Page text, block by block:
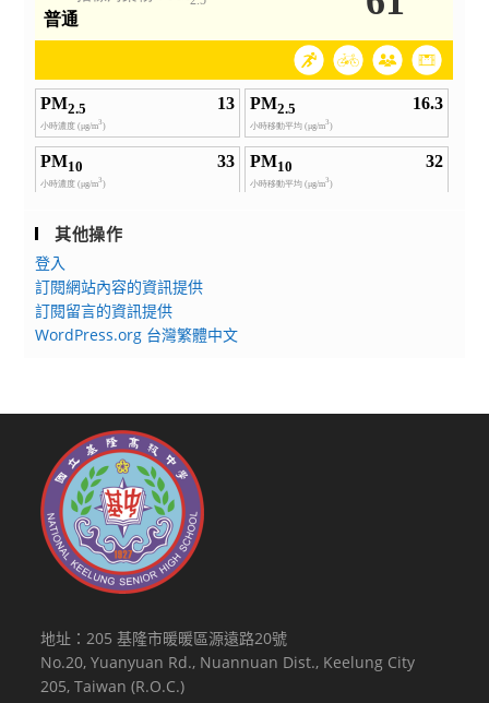
其他操作
登入
訂閱網站內容的資訊提供
訂閱留言的資訊提供
WordPress.org 台灣繁體中文
地址：205 基隆市暖暖區源遠路20號
No.20, Yuanyuan Rd., Nuannuan Dist., Keelung City
205, Taiwan (R.O.C.)